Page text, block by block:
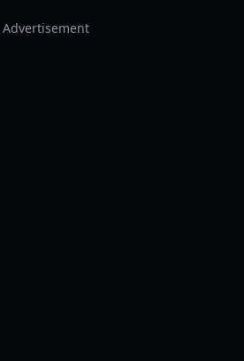
Advertisement